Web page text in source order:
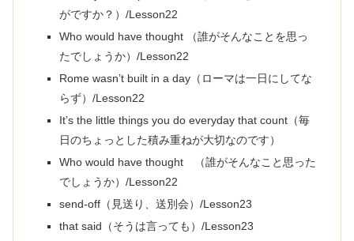
がですか？）/Lesson22
Who would have thought （誰がそんなことを思っ
たでしょうか）/Lesson22
Rome wasn’t built in a day（ローマは一日にしてな
らず）/Lesson22
It’s the little things you do everyday that count（毎
日のちょっとした積み重ねが大切なのです）
Who would have thought （誰がそんなこと思った
でしょうか）/Lesson22
send-off（見送り、送別会）/Lesson23
that said（そうは言っても）/Lesson23